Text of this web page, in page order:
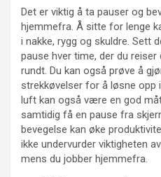
Det er viktig å ta pauser og
hjemmefra. Å sitte for lenge
i nakke, rygg og skuldre. Sett
pause hver time, der du
rundt. Du kan også prøve å
strekkøvelser for å løsne opp
luft kan også være en god
samtidig få en pause fra
bevegelse kan øke
ikke undervurder viktigheten
mens du jobber hjemmefra.